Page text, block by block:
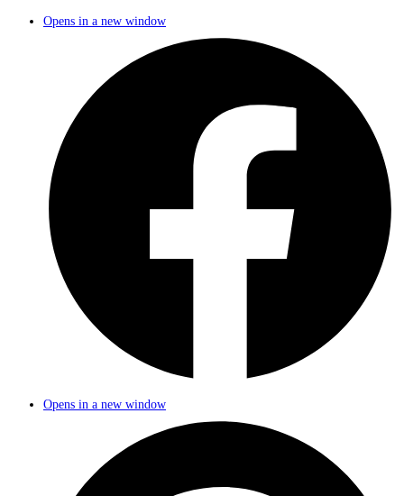
Opens in a new window
Opens in a new window